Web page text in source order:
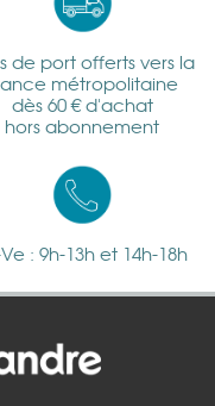
de port offerts vers la
métropolitaine
dès 60 € d'achat
hors abonnement
: 9h-13h et 14h-18h